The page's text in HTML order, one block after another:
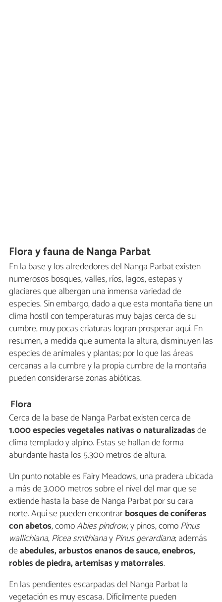
Flora y fauna de Nanga Parbat
En la base y los alrededores del Nanga Parbat existen
numerosos bosques, valles, ríos, lagos, estepas y
glaciares que albergan una inmensa variedad de
especies. Sin embargo, dado a que esta montaña tiene un
clima hostil con temperaturas muy bajas cerca de su
cumbre, muy pocas criaturas logran prosperar aquí. En
resumen, a medida que aumenta la altura, disminuyen las
especies de animales y plantas; por lo que las áreas
cercanas a la cumbre y la propia cumbre de la montaña
pueden considerarse zonas abióticas.
Flora
Cerca de la base de Nanga Parbat existen cerca de
1.000 especies vegetales nativas o naturalizadasde
clima templado y alpino. Estas se hallan de forma
abundante hasta los 5.300 metros de altura.
Un punto notable es Fairy Meadows, una pradera ubicada
a más de 3.000 metros sobre el nivel del mar que se
extiende hasta la base de Nanga Parbat por su cara
norte. Aquí se pueden encontrarbosques de coníferas
con abetos, comoAbies pindrow, y pinos, comoPinus
wallichiana,Picea smithianayPinus gerardiana; además
deabedules, arbustos enanos de sauce, enebros,
robles de piedra, artemisas y matorrales.
En las pendientes escarpadas del Nanga Parbat la
vegetación es muy escasa. Difícilmente pueden